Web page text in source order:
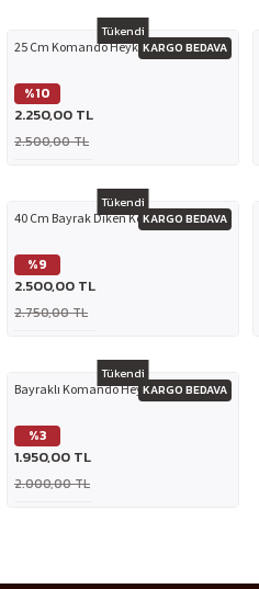
Tükendi
KARGO BEDAVA
25 Cm Komando Heykeli Dik Tutuş
%10
2.250,00 TL
2.500,00 TL
Tükendi
KARGO BEDAVA
40 Cm Bayrak Diken Komando Heykeli
%9
2.500,00 TL
2.750,00 TL
Tükendi
KARGO BEDAVA
Bayraklı Komando Heykelli Plaket
%3
1.950,00 TL
2.000,00 TL